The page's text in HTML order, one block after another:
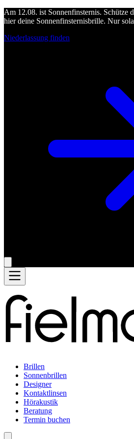
Am 12.08. ist Sonnenfinsternis. Schütze
hier deine Sonnenfinsternisbrille. Nur
Niederlassung finden
Brillen
Sonnenbrillen
Designer
Kontaktlinsen
Hörakustik
Beratung
Termin buchen